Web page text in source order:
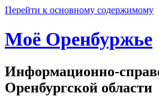
Перейти к основному содержимому
Моё Оренбуржье
Информационно-
Оренбургской области